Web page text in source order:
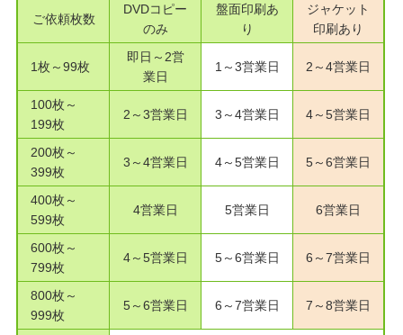
ご依頼枚数
DVDコピー
のみ
盤面印刷あ
り
ジャケット
印刷あり
1枚～99枚
即日～2営
業日
1～3営業日 2～4営業日
100枚～
199枚
2～3営業日 3～4営業日 4～5営業日
200枚～
399枚
3～4営業日 4～5営業日 5～6営業日
400枚～
599枚
4営業日 5営業日 6営業日
600枚～
799枚
4～5営業日 5～6営業日 6～7営業日
800枚～
999枚
5～6営業日 6～7営業日 7～8営業日